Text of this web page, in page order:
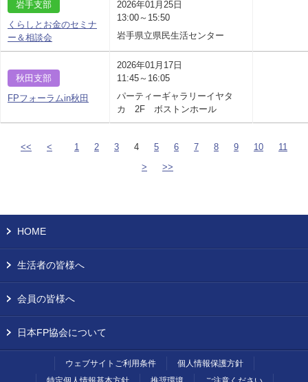
岩手支部
くらしとお金のセミナ
ー＆相談会
2026年01月25日
13:00～15:50
岩手県立県民生活センター
秋田支部
FPフォーラムin秋田
2026年01月17日
11:45～16:05
パーティーギャラリーイヤタ
カ 2F ボストンホール
<< < 1 2 3 4 5 6 7 8 9 10
11
>
>>
HOME
生活者の皆様へ
会員の皆様へ
日本FP協会について
ウェブサイトご利用条件
個人情報保護方針